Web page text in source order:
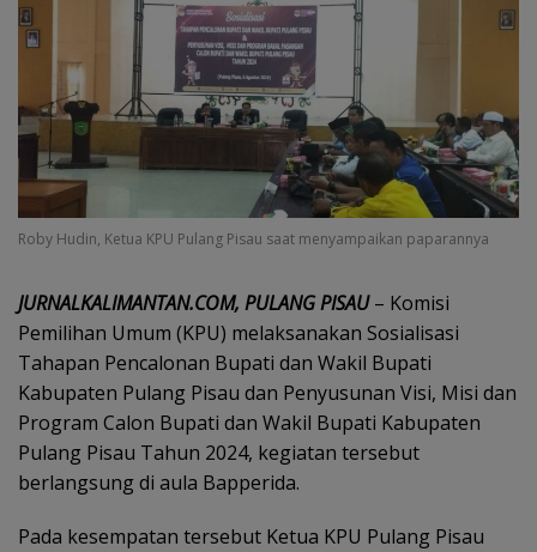
Roby Hudin, Ketua KPU Pulang Pisau saat menyampaikan paparannya
JURNALKALIMANTAN.COM, PULANG PISAU– Komisi
Pemilihan Umum (KPU) melaksanakan Sosialisasi
Tahapan Pencalonan Bupati dan Wakil Bupati
Kabupaten Pulang Pisau dan Penyusunan Visi, Misi dan
Program Calon Bupati dan Wakil Bupati Kabupaten
Pulang Pisau Tahun 2024, kegiatan tersebut
berlangsung di aula Bapperida.
Pada kesempatan tersebut Ketua KPU Pulang Pisau